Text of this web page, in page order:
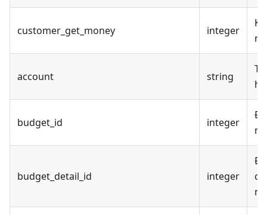
customer_get_money integer
account string
budget_id integer
budget_detail_id integer